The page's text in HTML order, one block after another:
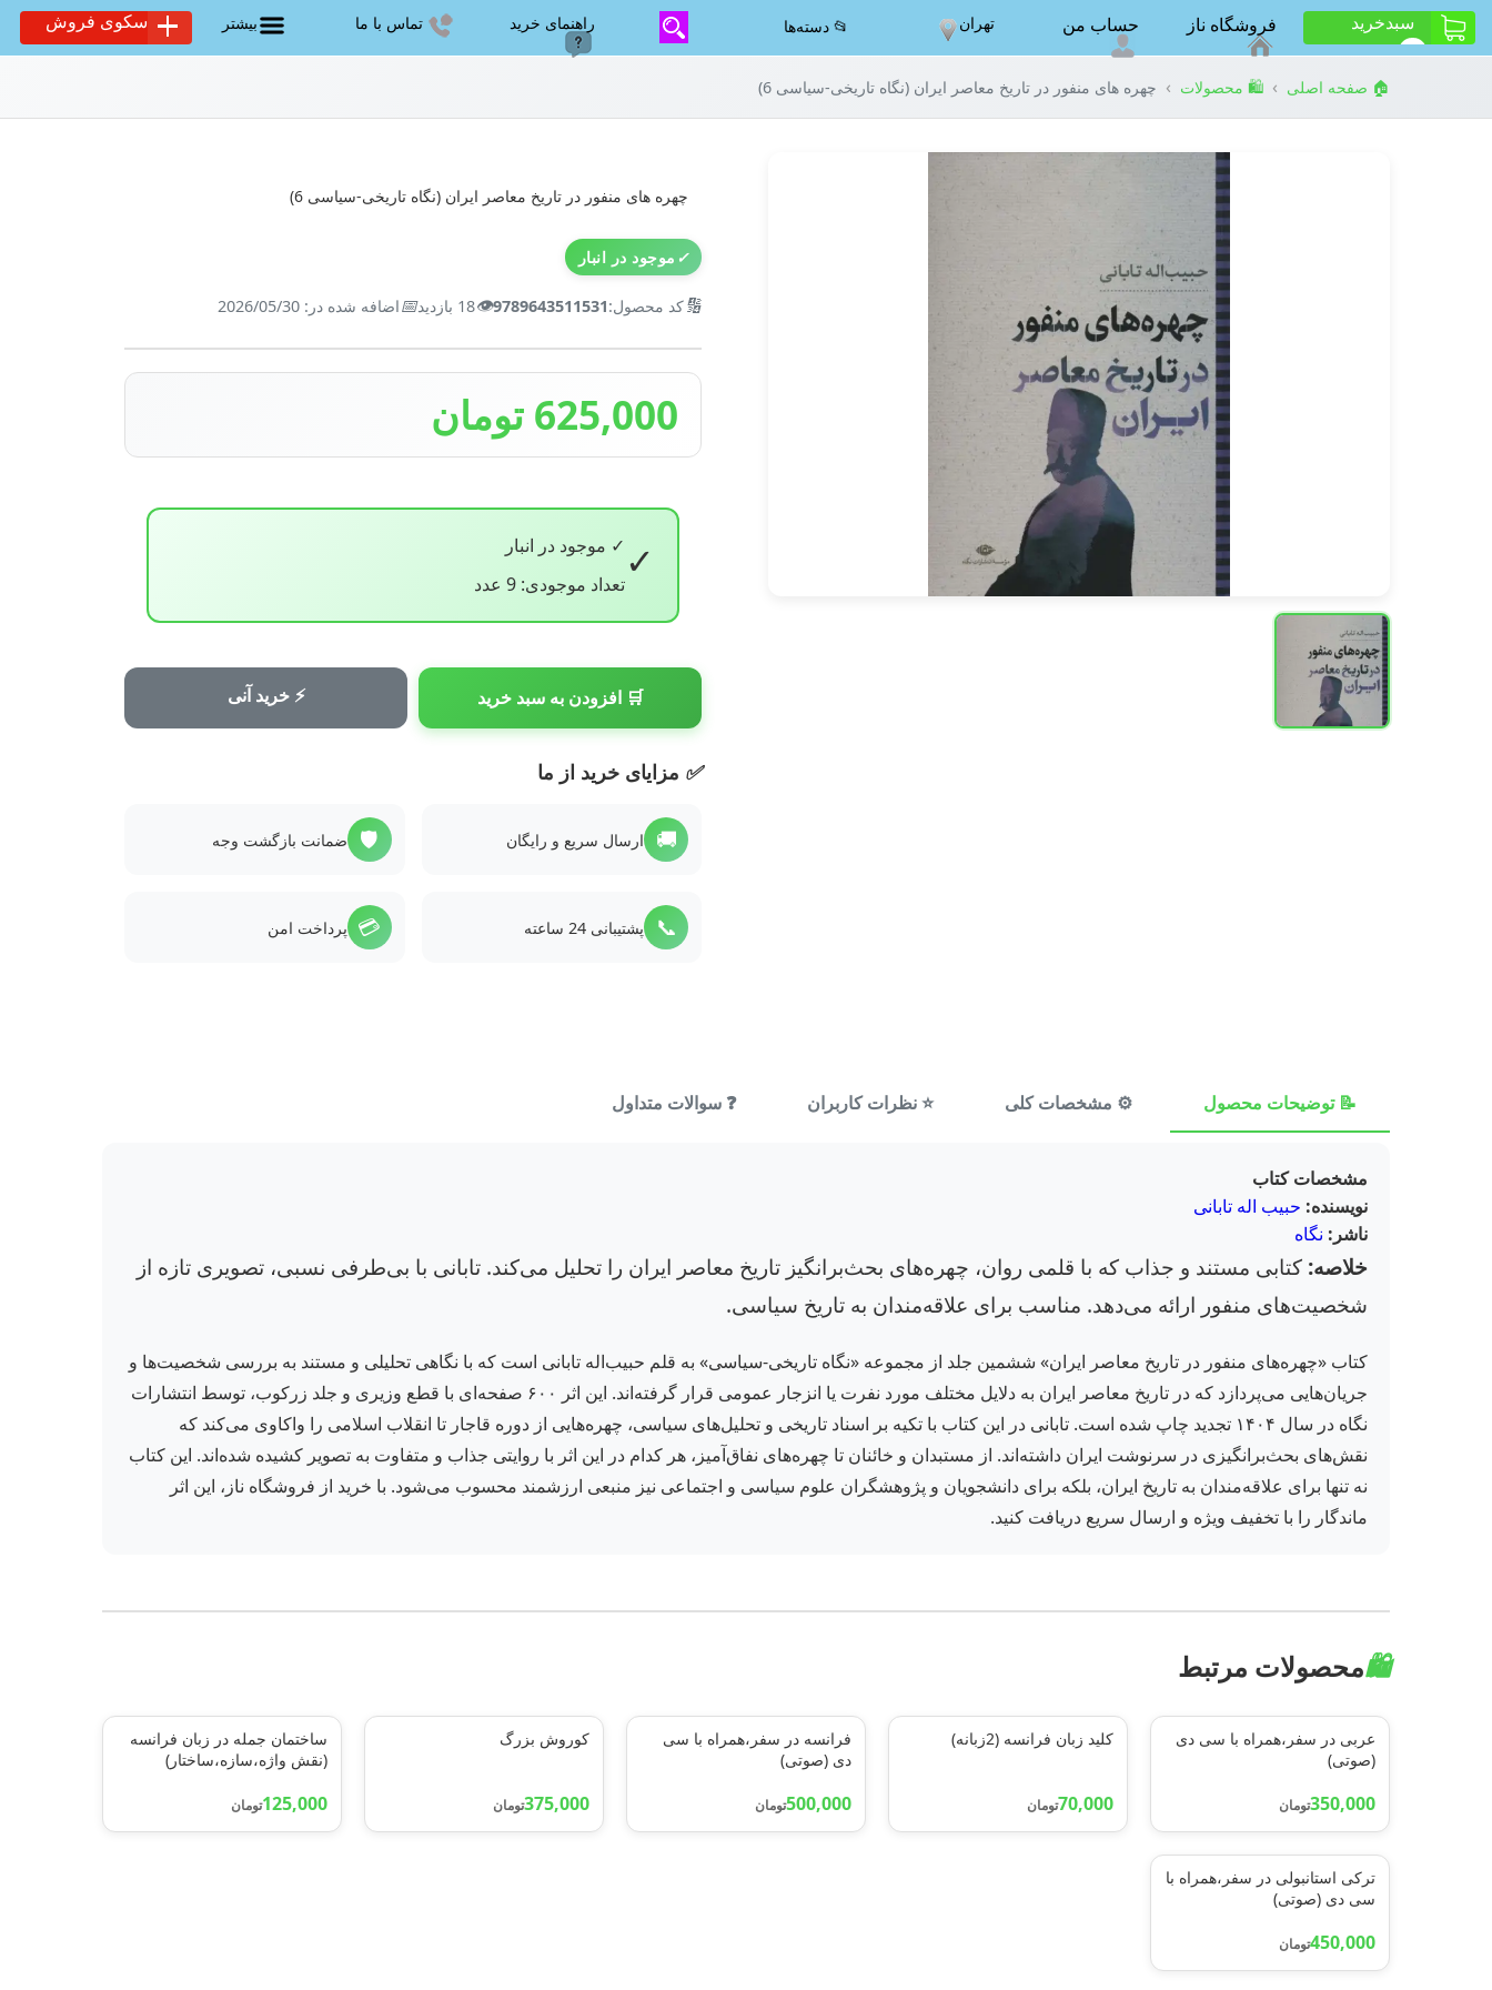
سبد‌خرید فروشگاه ناز حساب من تهران 📂 دسته‌ها راهنمای خرید تماس با ما بیشتر سکوی فروش
🏠 صفحه اصلی › 🛍️ محصولات › چهره های منفور در تاریخ معاصر ایران (نگاه تاریخی-سیاسی 6)
چهره های منفور در تاریخ معاصر ایران (نگاه تاریخی-سیاسی 6)
✓ موجود در انبار
🔢کد محصول:9789643511531
👁️18 بازدید 📅اضافه شده در: 2026/05/30
625,000 تومان
✓ ✓ موجود در انبار
تعداد موجودی: 9 عدد
🛒 افزودن به سبد خرید ⚡ خرید آنی
✅ مزایای خرید از ما
🚚 ارسال سریع و رایگان 🛡️ ضمانت بازگشت وجه
📞 پشتیبانی 24 ساعته 💳 پرداخت امن
📝 توضیحات محصول ⚙️ مشخصات کلی ⭐ نظرات کاربران ❓ سوالات متداول
مشخصات کتاب
نویسنده: حبیب اله تابانی
ناشر: نگاه
خلاصه: کتابی مستند و جذاب که با قلمی روان، چهره‌های بحث‌برانگیز تاریخ معاصر ایران را تحلیل می‌کند. تابانی با بی‌طرفی نسبی، تصویری تازه از
شخصیت‌های منفور ارائه می‌دهد. مناسب برای علاقه‌مندان به تاریخ سیاسی.
کتاب «چهره‌های منفور در تاریخ معاصر ایران» ششمین جلد از مجموعه «نگاه تاریخی-سیاسی» به قلم حبیب‌اله تابانی است که با نگاهی تحلیلی و مستند به بررسی شخصیت‌ها و
جریان‌هایی می‌پردازد که در تاریخ معاصر ایران به دلایل مختلف مورد نفرت یا انزجار عمومی قرار گرفته‌اند. این اثر ۶۰۰ صفحه‌ای با قطع وزیری و جلد زرکوب، توسط انتشارات
نگاه در سال ۱۴۰۴ تجدید چاپ شده است. تابانی در این کتاب با تکیه بر اسناد تاریخی و تحلیل‌های سیاسی، چهره‌هایی از دوره قاجار تا انقلاب اسلامی را واکاوی می‌کند که
نقش‌های بحث‌برانگیزی در سرنوشت ایران داشته‌اند. از مستبدان و خائنان تا چهره‌های نفاق‌آمیز، هر کدام در این اثر با روایتی جذاب و متفاوت به تصویر کشیده شده‌اند. این کتاب
نه تنها برای علاقه‌مندان به تاریخ ایران، بلکه برای دانشجویان و پژوهشگران علوم سیاسی و اجتماعی نیز منبعی ارزشمند محسوب می‌شود. با خرید از فروشگاه ناز، این اثر
ماندگار را با تخفیف ویژه و ارسال سریع دریافت کنید.
🛍️محصولات مرتبط
عربی در سفر،همراه با سی دی
(صوتی)
350,000تومان
کلید زبان فرانسه (2زبانه)
70,000تومان
فرانسه در سفر،همراه با سی
دی (صوتی)
500,000تومان
کوروش بزرگ
375,000تومان
ساختمان جمله در زبان فرانسه
(نقش واژه،سازه،ساختار)
125,000تومان
ترکی استانبولی در سفر،همراه با
سی دی (صوتی)
450,000تومان